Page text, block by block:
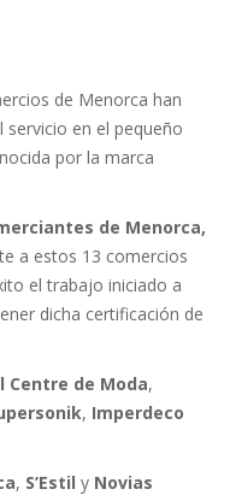
de Menorca han
en el pequeño
por la marca
de Menorca,
a estos 13 comercios
el trabajo iniciado a
dicha certificación de
Centre de Moda,
, Imperdeco
, S’Estil y Novias